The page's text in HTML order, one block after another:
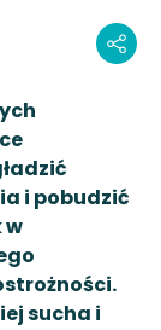
i pobudzić
w
sucha i